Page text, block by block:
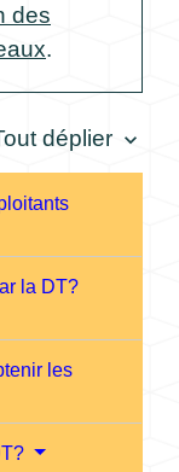
des
.
déplier keyboard_arrow_down
la DT?
les